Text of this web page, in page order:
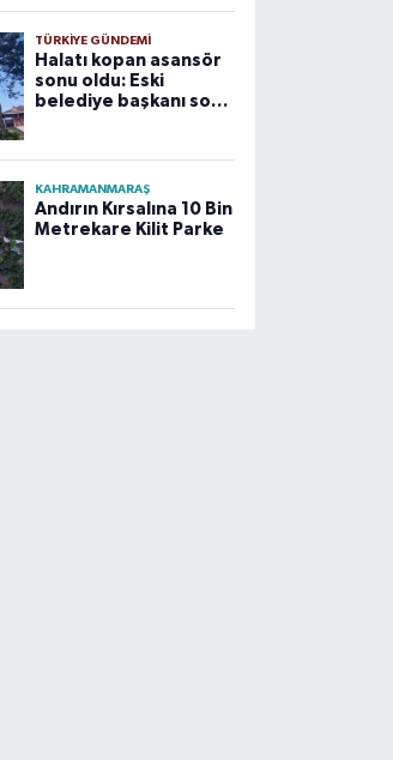
TÜRKIYE GÜNDEMI
Halatı kopan asansör
sonu oldu: Eski
belediye başkanı son
KAHRAMANMARAŞ
Andırın Kırsalına 10 Bin
Metrekare Kilit Parke